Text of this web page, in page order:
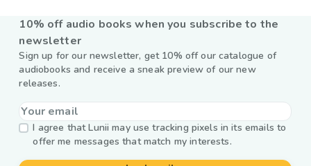
10% off audio books when you subscribe to the
newsletter
Sign up for our newsletter, get 10% off our catalogue of
audiobooks and receive a sneak preview of our new
releases.
I agree that Lunii may use tracking pixels in its emails to
offer me messages that match my interests.